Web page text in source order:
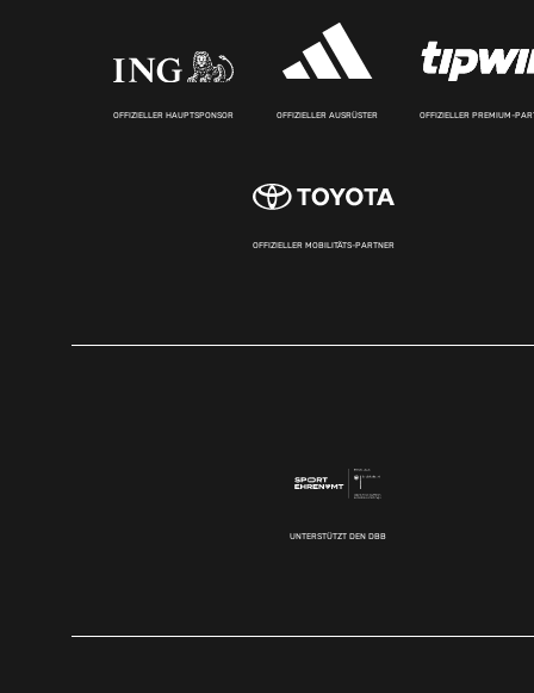
OFFIZIELLER HAUPTSPONSOR OFFIZIELLER AUSRÜSTER OFFIZIELLER PREMIUM-
OFFIZIELLER MOBILITÄTS-PARTNER
UNTERSTÜTZT DEN DBB